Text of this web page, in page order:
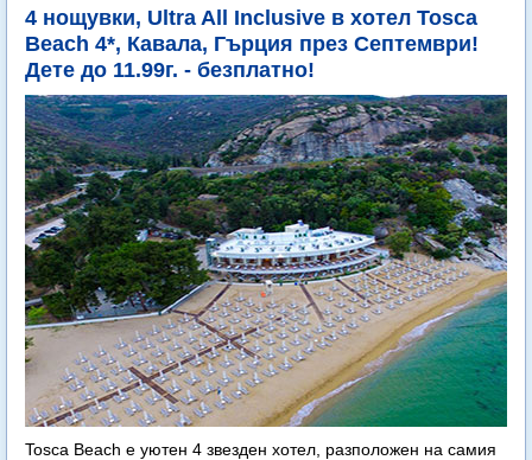
4 нощувки, Ultra All Inclusive в хотел Tosca
Beach 4*, Кавала, Гърция през Септември!
Дете до 11.99г. - безплатно!
Tosca Beach е уютен 4 звезден хотел, разположен на самия